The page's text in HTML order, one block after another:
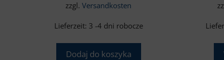
zzgl.Versandkosten
Lieferzeit: 3 -4 dni robocze
Dodaj do koszyka